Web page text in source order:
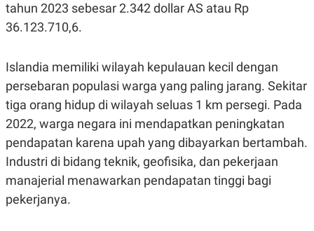
tahun 2023 sebesar 2.342 dollar AS atau Rp
36.123.710,6.
Islandia memiliki wilayah kepulauan kecil dengan
persebaran populasi warga yang paling jarang. Sekitar
tiga orang hidup di wilayah seluas 1 km persegi. Pada
2022, warga negara ini mendapatkan peningkatan
pendapatan karena upah yang dibayarkan bertambah.
Industri di bidang teknik, geofisika, dan pekerjaan
manajerial menawarkan pendapatan tinggi bagi
pekerjanya.